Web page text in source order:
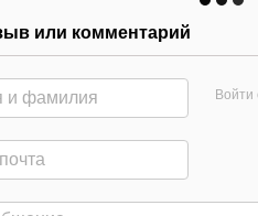
или комментарий